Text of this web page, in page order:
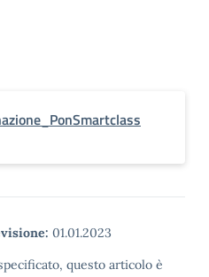
01.01.2023
questo articolo è